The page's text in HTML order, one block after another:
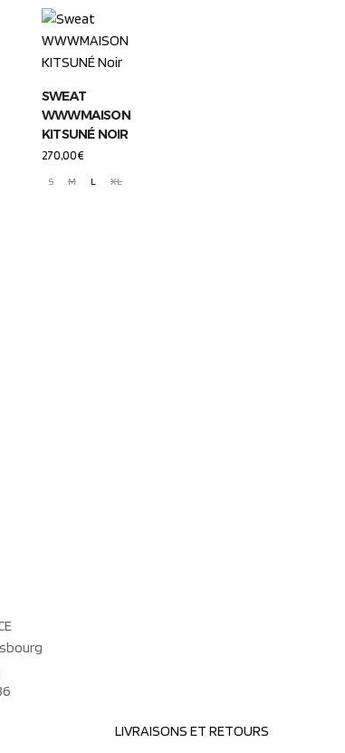
SWEAT
WWWMAISON
KITSUNÉ NOIR
270,00€
S
M L XL
LIVRAISONS ET RETOURS